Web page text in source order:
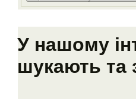
У нашому
шукають та